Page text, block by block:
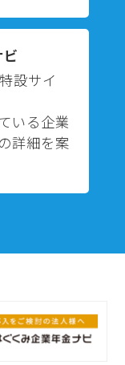
設サイ
いる企業
詳細を案